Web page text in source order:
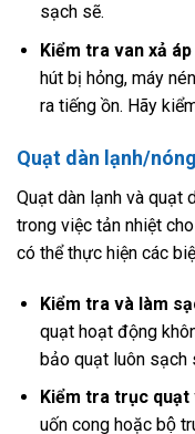
sạch sẽ.
Kiểm tra van xả
hút bị hỏng, máy
ra tiếng ồn. Hãy
Quạt dàn lạnh/
Quạt dàn lạnh và quạt
trong việc tản nhiệt
có thể thực hiện các
Kiểm tra và làm
quạt hoạt động
bảo quạt luôn sạch
Kiểm tra trục
uốn cong hoặc bộ